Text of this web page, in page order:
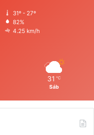
31º - 27º
82%
4.25 km/h
31 ℃
Sáb